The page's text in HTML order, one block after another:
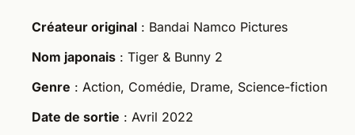
Créateur original : Bandai Namco Pictures
Nom japonais : Tiger & Bunny 2
Genre : Action, Comédie, Drame, Science-fiction
Date de sortie : Avril 2022